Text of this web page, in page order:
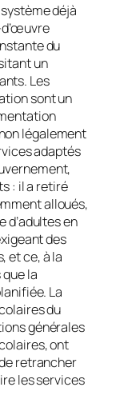
déjà
du
un
Les
sont un
légalement
adaptés
: il a retiré
alloués,
d’adultes en
des
et ce, à la
la
La
du
générales
ont
retrancher
les services